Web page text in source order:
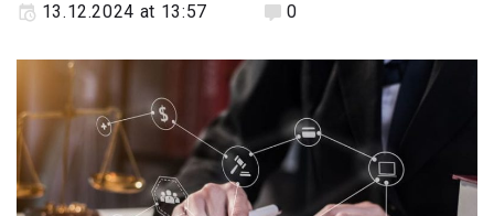
13.12.2024 at 13:57 0